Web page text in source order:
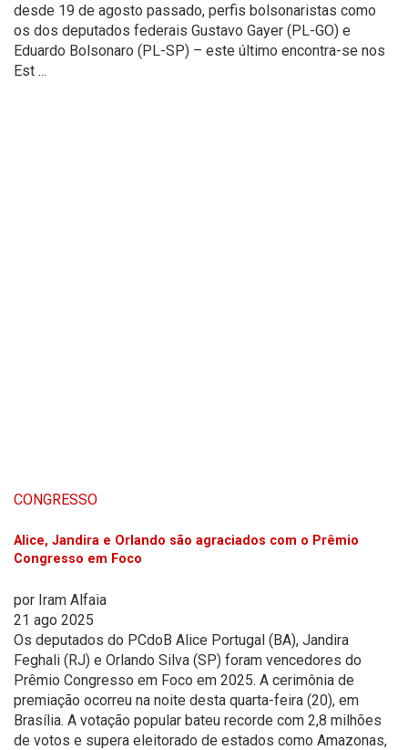
desde 19 de agosto passado, perfis bolsonaristas como
os dos deputados federais Gustavo Gayer (PL-GO) e
Eduardo Bolsonaro (PL-SP) – este último encontra-se nos
Est ...
CONGRESSO
Alice, Jandira e Orlando são agraciados com o Prêmio
Congresso em Foco
por Iram Alfaia
21 ago 2025
Os deputados do PCdoB Alice Portugal (BA), Jandira
Feghali (RJ) e Orlando Silva (SP) foram vencedores do
Prêmio Congresso em Foco em 2025. A cerimônia de
premiação ocorreu na noite desta quarta-feira (20), em
Brasília. A votação popular bateu recorde com 2,8 milhões
de votos e supera eleitorado de estados como Amazonas,